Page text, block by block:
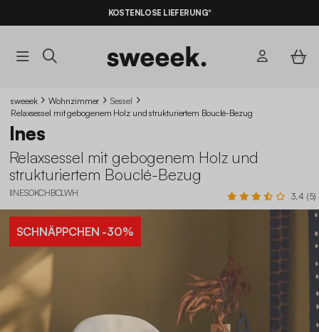
KOSTENLOSE LIEFERUNG*
sweeek Wohnzimmer
Sessel
Relaxsessel mit gebogenem Holz und strukturiertem Bouclé-Bezug
Ines
Relaxsessel mit gebogenem Holz und
strukturiertem Bouclé-Bezug
IINESOKCHBCLWH 3.4 (5)
SCHNÄPPCHEN -30%